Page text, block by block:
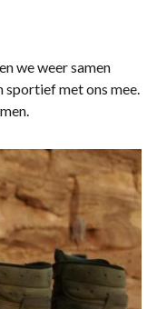
we weer samen
sportief met ons mee.